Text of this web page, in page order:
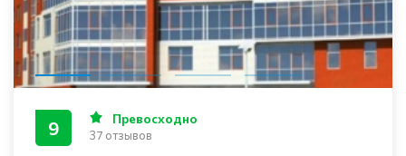
9 Превосходно
37 отзывов